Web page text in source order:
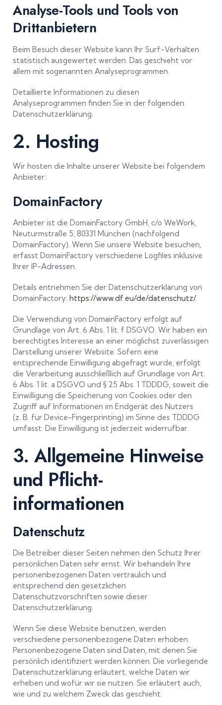
Analyse-Tools und Tools von
Dritt­anbietern
Beim Besuch dieser Website kann Ihr Surf-Verhalten
statistisch ausgewertet werden. Das geschieht vor
allem mit sogenannten Analyseprogrammen.
Detaillierte Informationen zu diesen
Analyseprogrammen finden Sie in der folgenden
Datenschutzerklärung.
2. Hosting
Wir hosten die Inhalte unserer Website bei folgendem
Anbieter:
DomainFactory
Anbieter ist die DomainFactory GmbH, c/o WeWork,
Neuturmstraße 5, 80331 München (nachfolgend
DomainFactory). Wenn Sie unsere Website besuchen,
erfasst DomainFactory verschiedene Logfiles inklusive
Ihrer IP-Adressen.
Details entnehmen Sie der Datenschutzerklärung von
DomainFactory:https://www.df.eu/de/datenschutz/.
Die Verwendung von DomainFactory erfolgt auf
Grundlage von Art. 6 Abs. 1 lit. f DSGVO. Wir haben ein
berechtigtes Interesse an einer möglichst zuverlässigen
Darstellung unserer Website. Sofern eine
entsprechende Einwilligung abgefragt wurde, erfolgt
die Verarbeitung ausschließlich auf Grundlage von Art.
6 Abs. 1 lit. a DSGVO und § 25 Abs. 1 TDDDG, soweit die
Einwilligung die Speicherung von Cookies oder den
Zugriff auf Informationen im Endgerät des Nutzers
(z. B. für Device-Fingerprinting) im Sinne des TDDDG
umfasst. Die Einwilligung ist jederzeit widerrufbar.
3. Allgemeine Hinweise
und Pflicht­
informationen
Datenschutz
Die Betreiber dieser Seiten nehmen den Schutz Ihrer
persönlichen Daten sehr ernst. Wir behandeln Ihre
personenbezogenen Daten vertraulich und
entsprechend den gesetzlichen
Datenschutzvorschriften sowie dieser
Datenschutzerklärung.
Wenn Sie diese Website benutzen, werden
verschiedene personenbezogene Daten erhoben.
Personenbezogene Daten sind Daten, mit denen Sie
persönlich identifiziert werden können. Die vorliegende
Datenschutzerklärung erläutert, welche Daten wir
erheben und wofür wir sie nutzen. Sie erläutert auch,
wie und zu welchem Zweck das geschieht.